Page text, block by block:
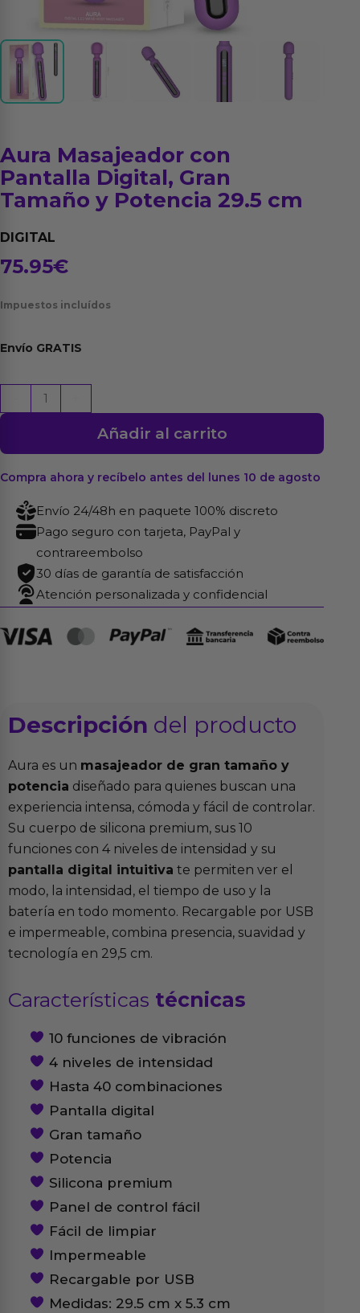
Aura Masajeador con
Pantalla Digital, Gran
Tamaño y Potencia 29.5 cm
DIGITAL
75.95€
Impuestos incluídos
Envío GRATIS
Masajeador
Pantalla
Digital,
Gran
Tamaño
Potencia
29.5
Añadir al carrito
Compra ahora y recíbelo antes del lunes 10 de agosto
Envío 24/48h en paquete 100% discreto
Pago seguro con tarjeta, PayPal y
contrareembolso
30 días de garantía de satisfacción
Atención personalizada y confidencial
Descripción del producto
Aura es un masajeador de gran tamaño y
potencia diseñado para quienes buscan una
experiencia intensa, cómoda y fácil de controlar.
Su cuerpo de silicona premium, sus 10
funciones con 4 niveles de intensidad y su
pantalla digital intuitiva te permiten ver el
modo, la intensidad, el tiempo de uso y la
batería en todo momento. Recargable por USB
e impermeable, combina presencia, suavidad y
tecnología en 29,5 cm.
Características técnicas
10 funciones de vibración
4 niveles de intensidad
Hasta 40 combinaciones
Pantalla digital
Gran tamaño
Potencia
Silicona premium
Panel de control fácil
Fácil de limpiar
Impermeable
Recargable por USB
Medidas: 29.5 cm x 5.3 cm